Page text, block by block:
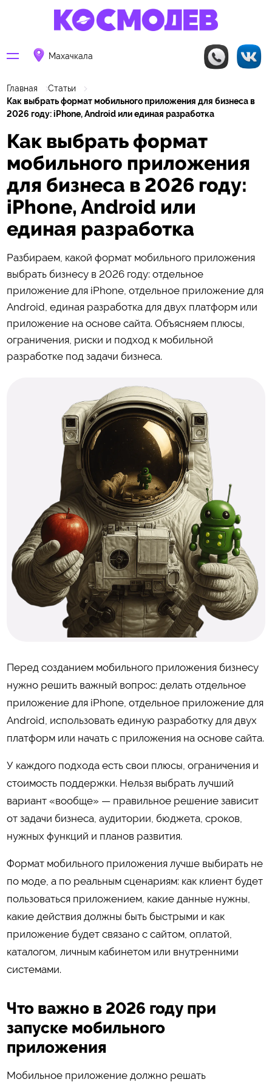
Махачкала
Главная
Статьи
Как выбрать формат мобильного приложения для бизнеса в
2026 году: iPhone, Android или единая разработка
Как выбрать формат
мобильного приложения
для бизнеса в 2026 году:
iPhone, Android или
единая разработка
Разбираем, какой формат мобильного приложения
выбрать бизнесу в 2026 году: отдельное
приложение для iPhone, отдельное приложение для
Android, единая разработка для двух платформ или
приложение на основе сайта. Объясняем плюсы,
ограничения, риски и подход к мобильной
разработке под задачи бизнеса.
Перед созданием мобильного приложения бизнесу
нужно решить важный вопрос: делать отдельное
приложение для iPhone, отдельное приложение для
Android, использовать единую разработку для двух
платформ или начать с приложения на основе сайта.
У каждого подхода есть свои плюсы, ограничения и
стоимость поддержки. Нельзя выбрать лучший
вариант «вообще» — правильное решение зависит
от задачи бизнеса, аудитории, бюджета, сроков,
нужных функций и планов развития.
Формат мобильного приложения лучше выбирать не
по моде, а по реальным сценариям: как клиент будет
пользоваться приложением, какие данные нужны,
какие действия должны быть быстрыми и как
приложение будет связано с сайтом, оплатой,
каталогом, личным кабинетом или внутренними
системами.
Что важно в 2026 году при
запуске мобильного
приложения
Мобильное приложение должно решать